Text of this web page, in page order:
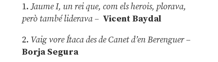
1.Jaume I, un rei que, com els herois, plorava,
però també liderava – Vicent Baydal
2. Vaig vore Ítaca des de Canet d’en Berenguer–
Borja Segura